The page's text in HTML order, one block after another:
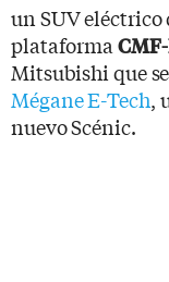
un SUV eléctrico
plataforma
Mitsubishi que
Mégane E-Tech,
nuevo Scénic.